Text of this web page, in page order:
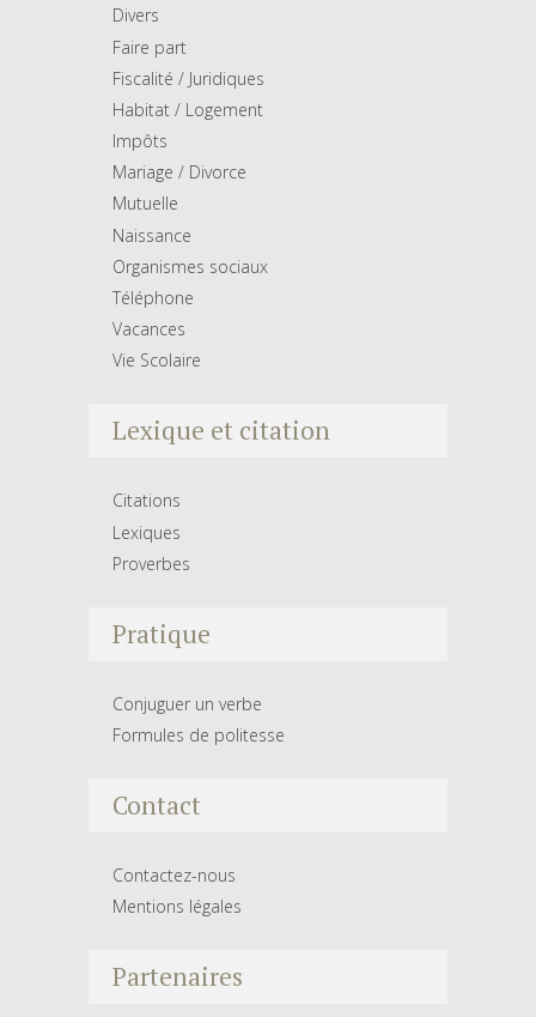
Divers
Faire part
Fiscalité / Juridiques
Habitat / Logement
Impôts
Mariage / Divorce
Mutuelle
Naissance
Organismes sociaux
Téléphone
Vacances
Vie Scolaire
Lexique et citation
Citations
Lexiques
Proverbes
Pratique
Conjuguer un verbe
Formules de politesse
Contact
Contactez-nous
Mentions légales
Partenaires